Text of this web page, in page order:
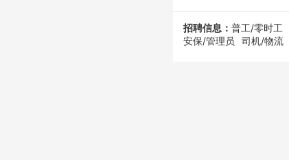
招聘信息： 普工/零时工
安保/管理员
司机/物流